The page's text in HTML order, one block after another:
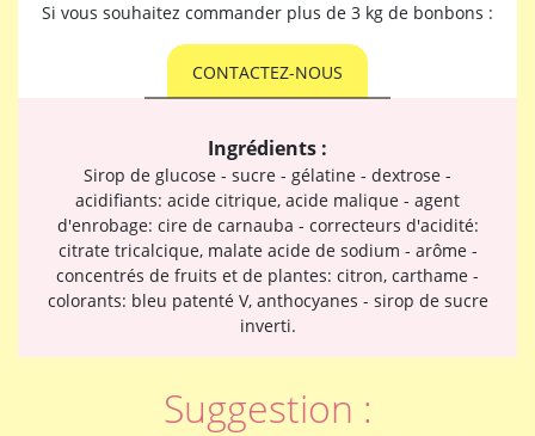
Si vous souhaitez commander plus de 3 kg de bonbons :
CONTACTEZ-NOUS
Ingrédients :
Sirop de glucose - sucre - gélatine - dextrose -
acidifiants: acide citrique, acide malique - agent
d'enrobage: cire de carnauba - correcteurs d'acidité:
citrate tricalcique, malate acide de sodium - arôme -
concentrés de fruits et de plantes: citron, carthame -
colorants: bleu patenté V, anthocyanes - sirop de sucre
inverti.
Suggestion :